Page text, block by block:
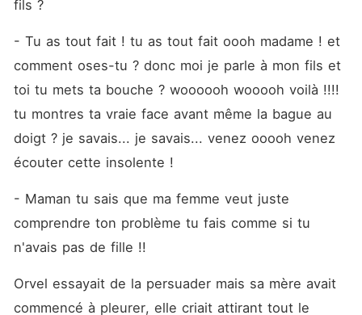
fils ?
- Tu as tout fait ! tu as tout fait oooh madame ! et
comment oses-tu ? donc moi je parle à mon fils et
toi tu mets ta bouche ? woooooh wooooh voilà !!!!
tu montres ta vraie face avant même la bague au
doigt ? je savais... je savais... venez ooooh venez
écouter cette insolente !
- Maman tu sais que ma femme veut juste
comprendre ton problème tu fais comme si tu
n'avais pas de fille !!
Orvel essayait de la persuader mais sa mère avait
commencé à pleurer, elle criait attirant tout le